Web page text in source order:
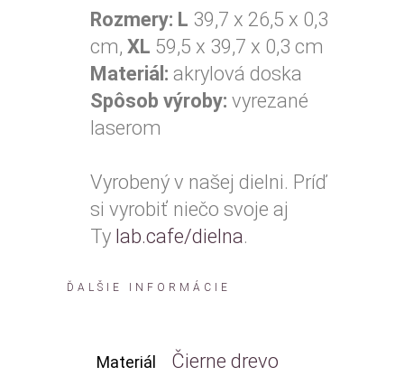
Rozmery: L 39,7 x 26,5 x 0,3
cm, XL 59,5 x 39,7 x 0,3 cm
Materiál: akrylová doska
Spôsob výroby: vyrezané
laserom
Vyrobený v našej dielni. Príď
si vyrobiť niečo svoje aj
Ty lab.cafe/dielna.
ĎALŠIE INFORMÁCIE
Materiál
Čierne drevo